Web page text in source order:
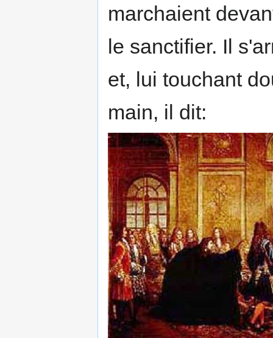
marchaient
le sanctifier. Il
et, lui touchant
main, il dit: